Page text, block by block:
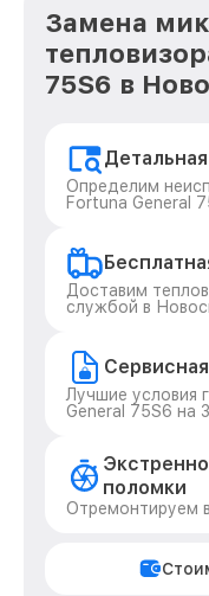
Замена
75S6 в
Определим
Fortuna General
Доставим
службой в
Лучшие условия
General 75S6 на
поломки
Отремонтируем